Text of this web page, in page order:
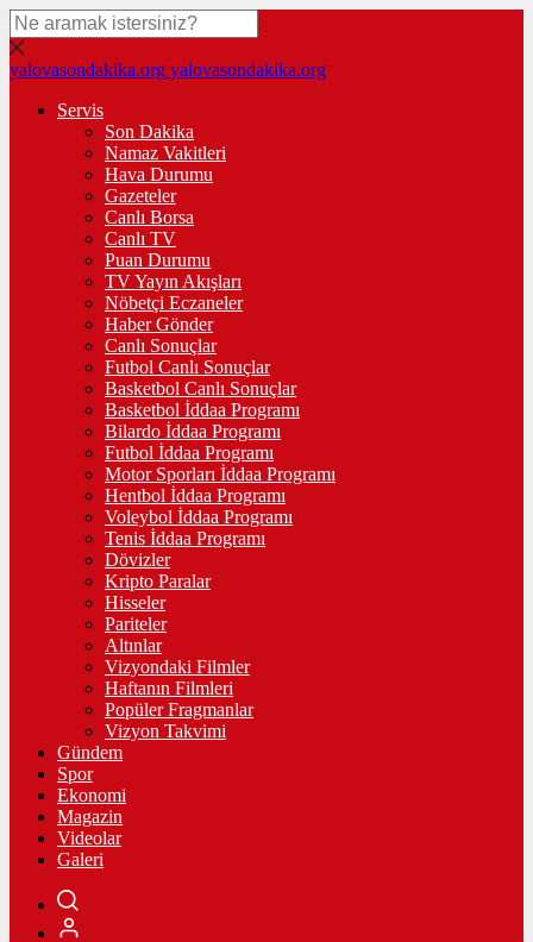
yalovasondakika.org yalovasondakika.org
Servis
Son Dakika
Namaz Vakitleri
Hava Durumu
Gazeteler
Canlı Borsa
Canlı TV
Puan Durumu
TV Yayın Akışları
Nöbetçi Eczaneler
Haber Gönder
Canlı Sonuçlar
Futbol Canlı Sonuçlar
Basketbol Canlı Sonuçlar
Basketbol İddaa Programı
Bilardo İddaa Programı
Futbol İddaa Programı
Motor Sporları İddaa Programı
Hentbol İddaa Programı
Voleybol İddaa Programı
Tenis İddaa Programı
Dövizler
Kripto Paralar
Hisseler
Pariteler
Altınlar
Vizyondaki Filmler
Haftanın Filmleri
Popüler Fragmanlar
Vizyon Takvimi
Gündem
Spor
Ekonomi
Magazin
Videolar
Galeri